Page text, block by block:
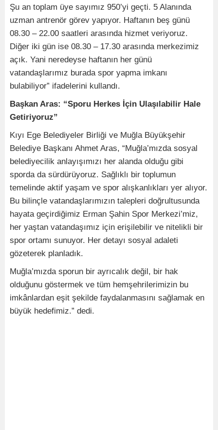
Şu an toplam üye sayımız 950’yi geçti. 5 Alanında
uzman antrenör görev yapıyor. Haftanın beş günü
08.30 – 22.00 saatleri arasında hizmet veriyoruz.
Diğer iki gün ise 08.30 – 17.30 arasında merkezimiz
açık. Yani neredeyse haftanın her günü
vatandaşlarımız burada spor yapma imkanı
bulabiliyor” ifadelerini kullandı.
Başkan Aras: “Sporu Herkes İçin Ulaşılabilir Hale
Getiriyoruz”
Kıyı Ege Belediyeler Birliği ve Muğla Büyükşehir
Belediye Başkanı Ahmet Aras, “Muğla’mızda sosyal
belediyecilik anlayışımızı her alanda olduğu gibi
sporda da sürdürüyoruz. Sağlıklı bir toplumun
temelinde aktif yaşam ve spor alışkanlıkları yer alıyor.
Bu bilinçle vatandaşlarımızın talepleri doğrultusunda
hayata geçirdiğimiz Erman Şahin Spor Merkezi’miz,
her yaştan vatandaşımız için erişilebilir ve nitelikli bir
spor ortamı sunuyor. Her detayı sosyal adaleti
gözeterek planladık.
Muğla’mızda sporun bir ayrıcalık değil, bir hak
olduğunu göstermek ve tüm hemşehrilerimizin bu
imkânlardan eşit şekilde faydalanmasını sağlamak en
büyük hedefimiz.” dedi.